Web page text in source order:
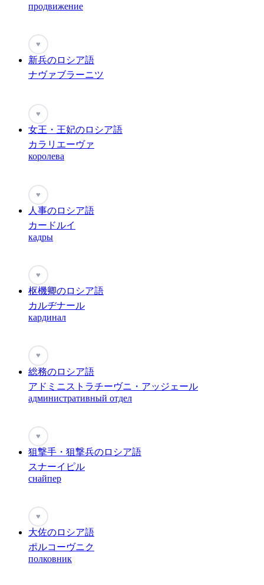
продвижение
♥
新兵のロシア語
ナヴァブラーニツ
♥
女王・王妃のロシア語
カラリエーヴァ
королева
♥
人事のロシア語
カードルイ
кадры
♥
枢機卿のロシア語
カルヂナール
кардинал
♥
総務のロシア語
アドミニストラチーヴニ・アッジェール
административный отдел
♥
狙撃手・狙撃兵のロシア語
スナーイピル
снайпер
♥
大佐のロシア語
ポルコーヴニク
полковник